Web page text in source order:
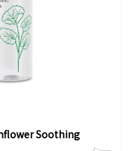
Soothing